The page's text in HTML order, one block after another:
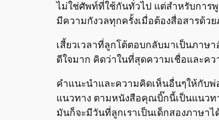
ไม่ใช่ศัพท์ที่ใช้กันทั่วไป แต่สำหรับการพู
มีความกังวลทุกครั้งเมื่อต้องสื่อสารด้ว
เสี้ยวเวลาที่ลูกโต้ตอบกลับมาเป็นภาษา
ดีใจมาก คิดว่าในที่สุดความเชื่อและคว
คำแนะนำและความคิดเห็นอื่นๆให้กับ
แนวทาง ตามหนังสือคุณบิ๊กนี้เป็นแนวท
มันก็จะมีวันที่ลูกเราเป็นเด็กสองภาษา